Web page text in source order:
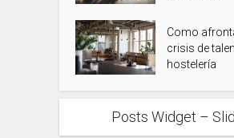
Como
crisis de
hostelería
Posts Widget –